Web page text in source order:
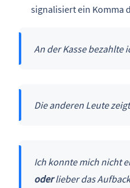
signalisiert ein Komma
An der Kasse bezahlte
Die anderen Leute
Ich konnte mich nicht
oderlieber das